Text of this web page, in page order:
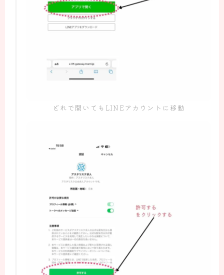
どれで開いてもLINEアカウントに移動